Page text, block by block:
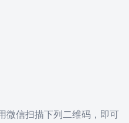
微信扫描下列二维码，即可